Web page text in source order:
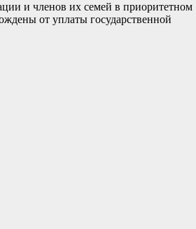
и членов их семей в приоритетном
от уплаты государственной